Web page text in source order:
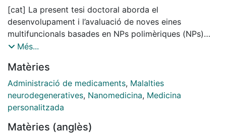
[cat] La present tesi doctoral aborda el
desenvolupament i l’avaluació de noves eines
multifuncionals basades en NPs polimèriques (NPs)
com a estratègia avançada per a l’administració i
tractament de patologies neurodegeneratives del SNC
(SNC). Les NPs polimèriques, caracteritzades per la
seva alta versatilitat i capacitat de funcionalització,
han emergit com una estratègia prometedora en
estabilitat fisicoquímica i habilitat per atravessar
Més...
Matèries
Administració de medicaments, Malalties
neurodegeneratives, Nanomedicina, Medicina
personalitzada
Matèries (anglès)